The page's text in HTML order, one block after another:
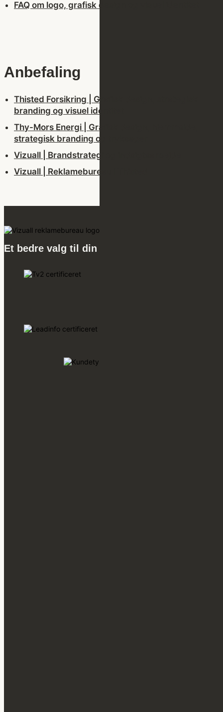
FAQ om logo, grafisk design og visuel identitet
Anbefaling
Thisted Forsikring | Grafisk design, strategisk
branding og visuel identitet
Thy-Mors Energi | Grafisk design, hjemmside,
strategisk branding og tryksager
Vizuall | Brandstrategi og indsigtsarbejde
Vizuall | Reklamebureau i Thisted
Et bedre valg til din markedsføring.